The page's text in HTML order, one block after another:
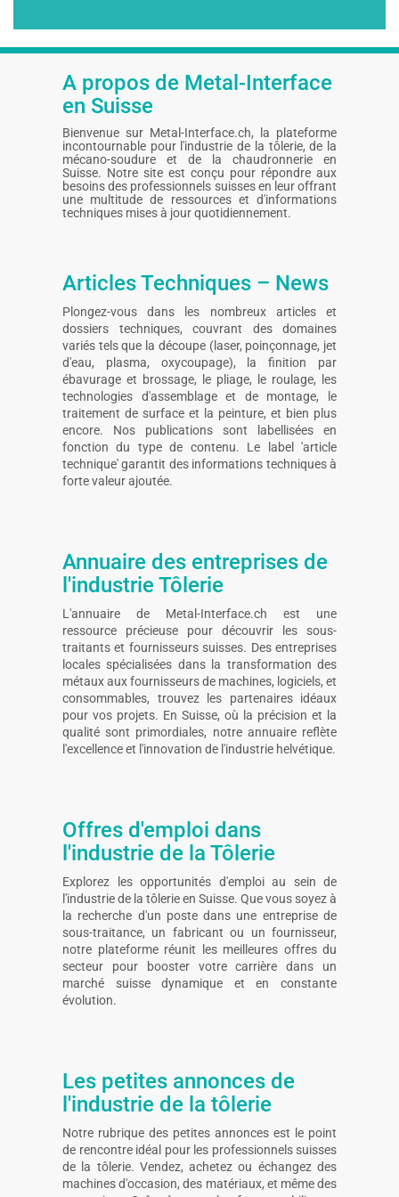
A propos de Metal-Interface
en Suisse
Bienvenue sur Metal-Interface.ch, la plateforme
incontournable pour l'industrie de la tôlerie, de la
mécano-soudure et de la chaudronnerie en
Suisse. Notre site est conçu pour répondre aux
besoins des professionnels suisses en leur offrant
une multitude de ressources et d'informations
techniques mises à jour quotidiennement.
Articles Techniques – News
Plongez-vous dans les nombreux articles et
dossiers techniques, couvrant des domaines
variés tels que la découpe (laser, poinçonnage, jet
d'eau, plasma, oxycoupage), la finition par
ébavurage et brossage, le pliage, le roulage, les
technologies d'assemblage et de montage, le
traitement de surface et la peinture, et bien plus
encore. Nos publications sont labellisées en
fonction du type de contenu. Le label 'article
technique' garantit des informations techniques à
forte valeur ajoutée.
Annuaire des entreprises de
l'industrie Tôlerie
L'annuaire de Metal-Interface.ch est une
ressource précieuse pour découvrir les sous-
traitants et fournisseurs suisses. Des entreprises
locales spécialisées dans la transformation des
métaux aux fournisseurs de machines, logiciels, et
consommables, trouvez les partenaires idéaux
pour vos projets. En Suisse, où la précision et la
qualité sont primordiales, notre annuaire reflète
l'excellence et l'innovation de l'industrie helvétique.
Offres d'emploi dans
l'industrie de la Tôlerie
Explorez les opportunités d'emploi au sein de
l'industrie de la tôlerie en Suisse. Que vous soyez à
la recherche d'un poste dans une entreprise de
sous-traitance, un fabricant ou un fournisseur,
notre plateforme réunit les meilleures offres du
secteur pour booster votre carrière dans un
marché suisse dynamique et en constante
évolution.
Les petites annonces de
l'industrie de la tôlerie
Notre rubrique des petites annonces est le point
de rencontre idéal pour les professionnels suisses
de la tôlerie. Vendez, achetez ou échangez des
machines d'occasion, des matériaux, et même des